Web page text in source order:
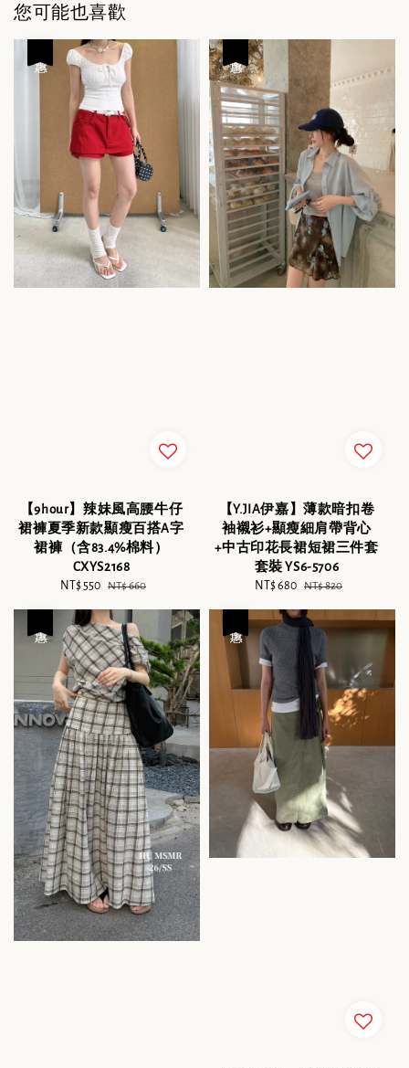
您可能也喜歡
【9hour】辣妹風高腰牛仔
裙褲夏季新款顯瘦百搭A字
裙褲（含83.4%棉料）
CXYS2168
Sale
NT$ 550 Regular
NT$ 660
【Y.JIA伊嘉】薄款暗扣卷
袖襯衫+顯瘦細肩帶背心
+中古印花長裙短裙三件套
套裝 YS6-5706
Sale
NT$ 680 Regular
NT$ 820